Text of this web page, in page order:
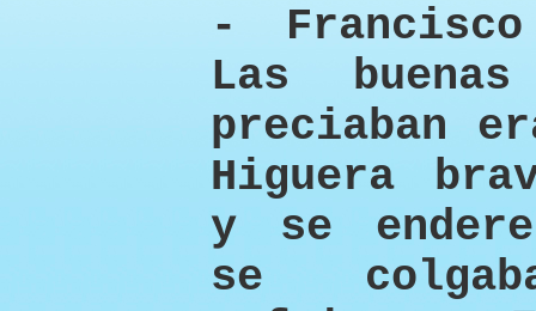
- Francisco
Las
preciaban
Higuera
y se
se